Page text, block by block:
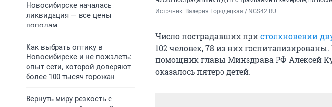
Новосибирске началась
ликвидация — все цены
пополам
Как выбрать оптику в
Новосибирске и не пожалеть:
опыт сети, которой доверяют
более 100 тысяч горожан
Вернуть миру резкость с
Источник: Валерия Городецкая / NGS42.RU
Число пострадавших пристолкновении
102 человек, 78 из них
помощник главы Минздрава РФ Алексей
оказалось пятеро детей.